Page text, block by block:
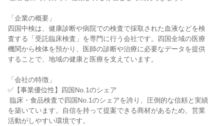
「企業の概要」
四国中検は、健康診断や病院での検査で採取された血液などを検
査する「受託臨床検査」を専門に行う会社です。四国全域の医療
機関から検体を預かり、医師の診断や治療に必要なデータを提供
することで、地域の健康と医療を支えています。
「会社の特徴」
✅【事業優位性】四国No.1のシェア
を築いています。自信を持って提案できる商材があるため、営業
活動がしやすい環境です。